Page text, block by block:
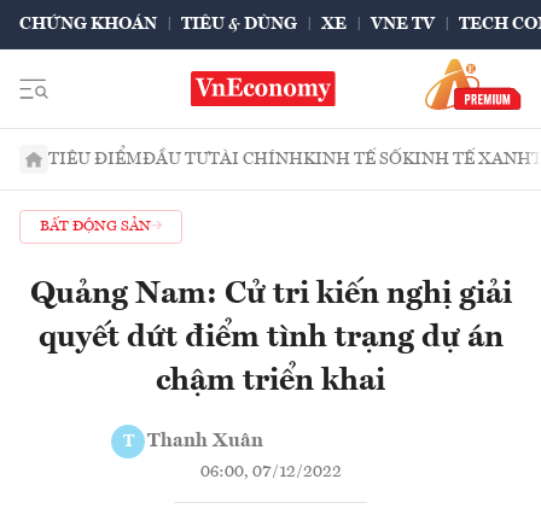
CHỨNG KHOÁN TIÊU & DÙNG XE VNE TV TECH
TIÊU ĐIỂMĐẦU TƯTÀI CHÍNHKINH TẾ SỐKINH TẾ XANH
BẤT ĐỘNG SẢN
Quảng Nam: Cử tri kiến nghị giải
quyết dứt điểm tình trạng dự án
chậm triển khai
T Thanh Xuân
06:00, 07/12/2022